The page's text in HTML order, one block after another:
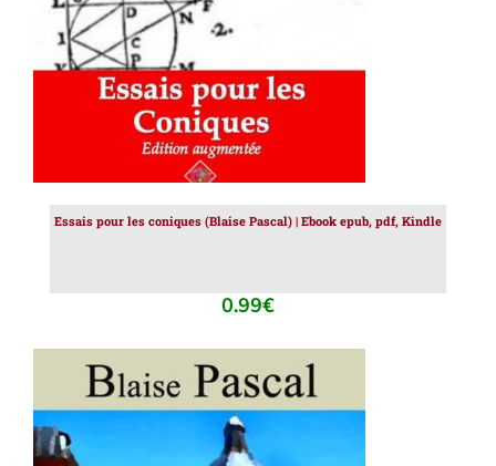
Essais pour les coniques (Blaise Pascal) | Ebook epub, pdf, Kindle
0.99€